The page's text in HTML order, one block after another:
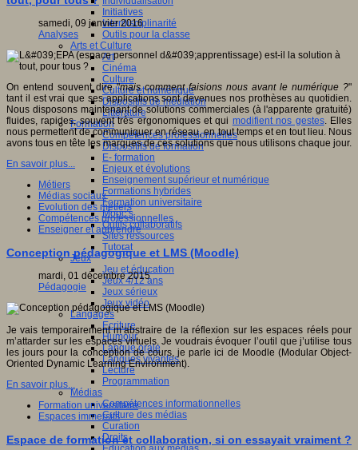
Initiatives
Interdisciplinarité
Outils pour la classe
Arts et Culture
Art
Cinéma
Culture
Culture et numérique
Dispositifs de médiation
Littérature
Formation
Compétences professionnelles
Dispositifs de formation
E- formation
Enjeux et évolutions
Enseignement supérieur et numérique
Formations hybrides
Formation universitaire
Mooc’s
Outils collaboratifs
Sites ressources
Tutorat
Jeux
Jeu et éducation
Jeux 4/12 ans
Jeux sérieux
Jeux vidéo
Langages
Ecriture
Humour
Langue orale
Langues vivantes
Lecture
Programmation
Médias
Compétences informationnelles
Culture des médias
Curation
Droits
samedi, 09 janvier 2016
Analyses
On entend souvent dire "mais comment faisions nous avant le numérique ?"
tant il est vrai que ses applications sont devenues nos prothèses au quotidien.
Nous disposons maintenant de solutions commerciales (à l'apparente gratuité)
fluides, rapides, souvent très ergonomiques et qui modifient nos gestes. Elles
nous permettent de communiquer en réseau, en tout temps et en tout lieu. Nous
avons tous en tête les marques de ces solutions que nous utilisons chaque jour.
En savoir plus...
Métiers
Médias sociaux
Evolution des métiers
Compétences professionnelles
Enseigner et apprendre
Conception pédagogique et LMS (Moodle)
mardi, 01 décembre 2015
Pédagogie
Je vais temporairement m’abstraire de la réflexion sur les espaces réels pour
m’attarder sur les espaces virtuels. Je voudrais évoquer l’outil que j’utilise tous
les jours pour la conception de cours, je parle ici de Moodle (Modular Object-
Oriented Dynamic Learning Environment).
En savoir plus...
Formation universitaire
Espaces immersifs
Espace de formation et collaboration, si on essayait vraiment ?